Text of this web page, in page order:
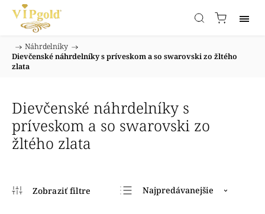
Domov
/ Náhrdelníky /
Dievčenské náhrdelníky s príveskom a so swarovski zo žltého
zlata
Dievčenské náhrdelníky s
príveskom a so swarovski zo
žltého zlata
Najpredávanejšie